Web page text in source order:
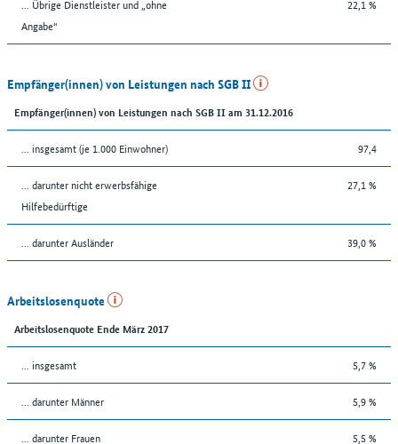
... Übrige Dienstleister und „ohne
Angabe“
22,1 %
Empfänger(innen) von Leistungen nach SGB II
Empfänger(innen) von Leistungen nach SGB II am 31.12.2016
... insgesamt (je 1.000 Einwohner) 97,4
... darunter nicht erwerbsfähige
Hilfebedürftige
27,1 %
... darunter Ausländer 39,0 %
Arbeitslosenquote
Arbeitslosenquote Ende März 2017
... insgesamt 5,7 %
... darunter Männer 5,9 %
... darunter Frauen 5,5 %